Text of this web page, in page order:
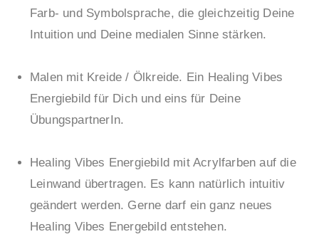
Farb- und Symbolsprache, die gleichzeitig Deine
Intuition und Deine medialen Sinne stärken.
Malen mit Kreide / Ölkreide. Ein Healing Vibes
Energiebild für Dich und eins für Deine
ÜbungspartnerIn.
Healing Vibes Energiebild mit Acrylfarben auf die
Leinwand übertragen. Es kann natürlich intuitiv
geändert werden. Gerne darf ein ganz neues
Healing Vibes Energebild entstehen.